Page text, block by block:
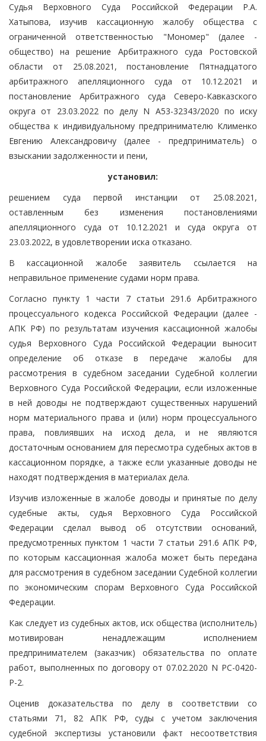
Судья Верховного Суда Российской Федерации Р.А.
Хатыпова, изучив кассационную жалобу общества с
ограниченной ответственностью "Мономер" (далее -
общество) на решение Арбитражного суда Ростовской
области от 25.08.2021, постановление Пятнадцатого
арбитражного апелляционного суда от 10.12.2021 и
постановление Арбитражного суда Северо-Кавказского
округа от 23.03.2022 по делу N А53-32343/2020 по иску
общества к индивидуальному предпринимателю Клименко
Евгению Александровичу (далее - предприниматель) о
взыскании задолженности и пени,
установил:
решением суда первой инстанции от 25.08.2021,
оставленным без изменения постановлениями
апелляционного суда от 10.12.2021 и суда округа от
23.03.2022, в удовлетворении иска отказано.
В кассационной жалобе заявитель ссылается на
неправильное применение судами норм права.
Согласно пункту 1 части 7 статьи 291.6 Арбитражного
процессуального кодекса Российской Федерации (далее -
АПК РФ) по результатам изучения кассационной жалобы
судья Верховного Суда Российской Федерации выносит
определение об отказе в передаче жалобы для
рассмотрения в судебном заседании Судебной коллегии
Верховного Суда Российской Федерации, если изложенные
в ней доводы не подтверждают существенных нарушений
норм материального права и (или) норм процессуального
права, повлиявших на исход дела, и не являются
достаточным основанием для пересмотра судебных актов в
кассационном порядке, а также если указанные доводы не
находят подтверждения в материалах дела.
Изучив изложенные в жалобе доводы и принятые по делу
судебные акты, судья Верховного Суда Российской
Федерации сделал вывод об отсутствии оснований,
предусмотренных пунктом 1 части 7 статьи 291.6 АПК РФ,
по которым кассационная жалоба может быть передана
для рассмотрения в судебном заседании Судебной коллегии
по экономическим спорам Верховного Суда Российской
Федерации.
Как следует из судебных актов, иск общества (исполнитель)
мотивирован ненадлежащим исполнением
предпринимателем (заказчик) обязательства по оплате
работ, выполненных по договору от 07.02.2020 N РС-0420-
Р-2.
Оценив доказательства по делу в соответствии со
статьями 71, 82 АПК РФ, суды с учетом заключения
судебной экспертизы установили факт несоответствия